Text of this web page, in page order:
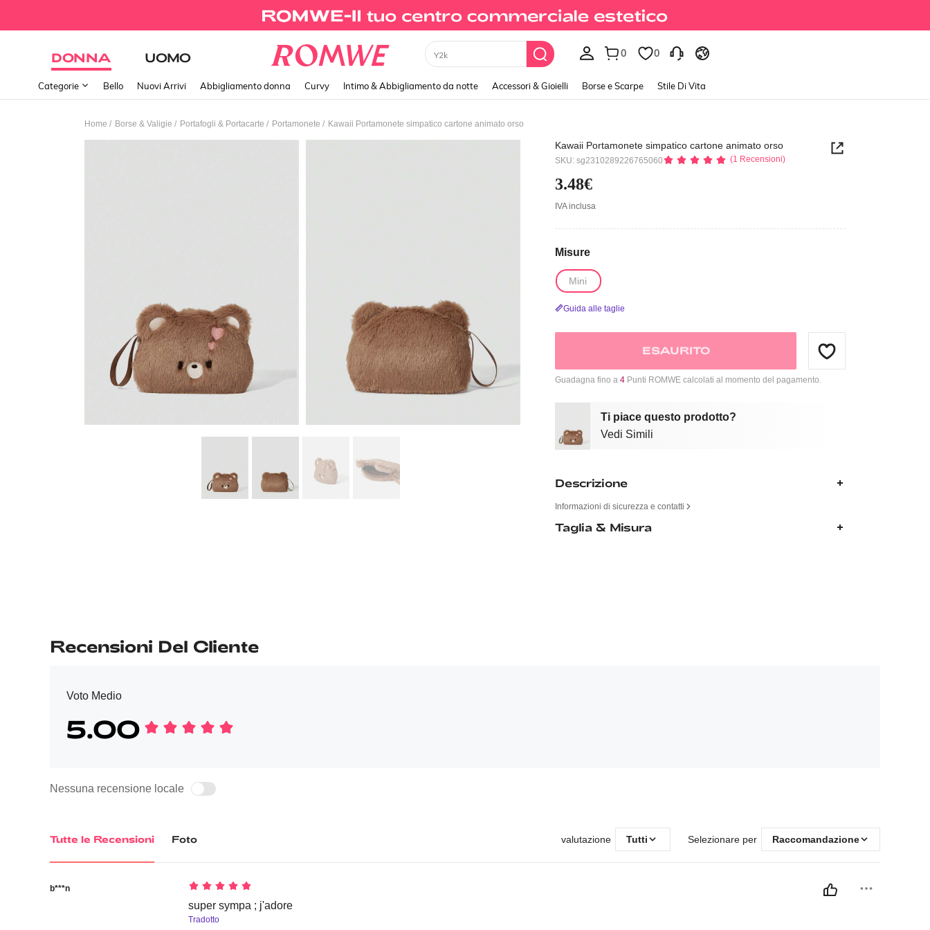
DONNA UOMO Xxs 0 0
Categorie Bello Nuovi Arrivi Abbigliamento donna Curvy Intimo & Abbigliamento da notte Accessori & Gioielli Borse e Scarpe Stile Di Vita
Home / Borse & Valigie / Portafogli & Portacarte / Portamonete / Kawaii Portamonete simpatico cartone animato orso
Kawaii Portamonete simpatico cartone animato orso
SKU: sg2310289226765060 (1 Recensioni)
3.48€
IVA inclusa
Misure
Mini
Guida alle taglie
ESAURITO
Guadagna fino a 4 Punti ROMWE calcolati al momento del pagamento.
Ti piace questo prodotto?
Vedi Simili
Descrizione
Informazioni di sicurezza e contatti
Taglia & Misura
Recensioni Del Cliente
Voto Medio
5.00
Nessuna recensione locale
Tutte le Recensioni Foto valutazione Tutti Selezionare per Raccomandazione
b***n
super sympa ; j'adore
Tradotto